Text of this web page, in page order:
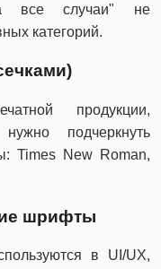
все случаи" не
категорий.
продукции,
подчеркнуть
Times New Roman,
шрифты
в UI/UX,